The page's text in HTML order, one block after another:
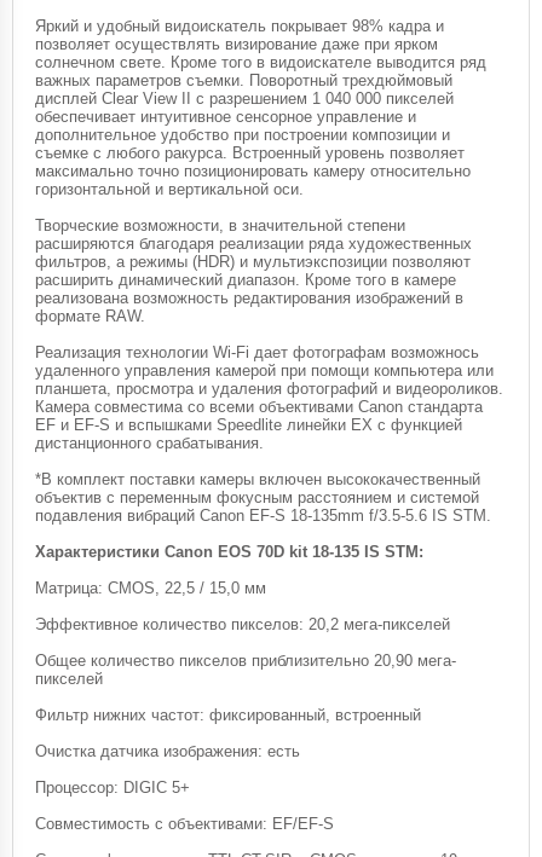
Яркий и удобный видоискатель покрывает 98% кадра и
позволяет осуществлять визирование даже при ярком
солнечном свете. Кроме того в видоискателе выводится ряд
важных параметров съемки. Поворотный трехдюймовый
дисплей Clear View II с разрешением 1 040 000 пикселей
обеспечивает интуитивное сенсорное управление и
дополнительное удобство при построении композиции и
съемке с любого ракурса. Встроенный уровень позволяет
максимально точно позиционировать камеру относительно
горизонтальной и вертикальной оси.
Творческие возможности, в значительной степени
расширяются благодаря реализации ряда художественных
фильтров, а режимы (HDR) и мультиэкспозиции позволяют
расширить динамический диапазон. Кроме того в камере
реализована возможность редактирования изображений в
формате RAW.
Реализация технологии Wi-Fi дает фотографам возможнось
удаленного управления камерой при помощи компьютера или
планшета, просмотра и удаления фотографий и видеороликов.
Камера совместима со всеми объективами Canon стандарта
EF и EF-S и вспышками Speedlite линейки EX с функцией
дистанционного срабатывания.
*В комплект поставки камеры включен высококачественный
объектив с переменным фокусным расстоянием и системой
подавления вибраций Canon EF-S 18-135mm f/3.5-5.6 IS STM.
Характеристики Canon EOS 70D kit 18-135 IS STM:
Матрица: CMOS, 22,5 / 15,0 мм
Эффективное количество пикселов: 20,2 мега-пикселей
Общее количество пикселов приблизительно 20,90 мега-
пикселей
Фильтр нижних частот: фиксированный, встроенный
Очистка датчика изображения: есть
Процессор: DIGIC 5+
Совместимость с объективами: EF/EF-S